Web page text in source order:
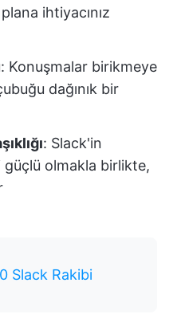
ihtiyacınız
: Konuşmalar birikmeye
dağınık bir
: Slack'in
güçlü olmakla birlikte,
Slack Rakibi